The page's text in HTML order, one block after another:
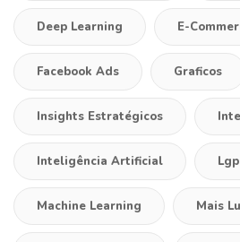
Deep Learning E-
Facebook Ads Graficos
Insights Estratégicos
Inteligência Artificial
Machine Learning Mais